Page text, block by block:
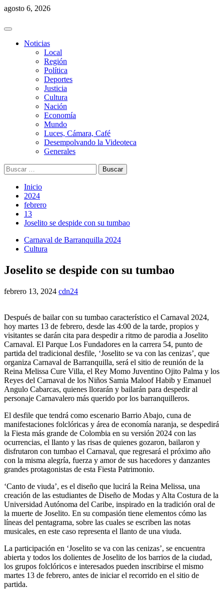
Saltar
contenido
agosto 6, 2026
Menú
principalNoticias
Local
Región
Política
Deportes
Justicia
Cultura
Nación
Economía
Mundo
Luces, Cámara, Café
Desempolvando la Videoteca
Generales
Buscar:
Inicio
2024
febrero
13
Joselito se despide con su tumbao
Carnaval de Barranquilla 2024
Cultura
Joselito se despide con su tumbao
febrero 13, 2024 cdn24
Después de bailar con su tumbao característico el Carnaval 2024,
hoy martes 13 de febrero, desde las 4:00 de la tarde, propios y
visitantes se darán cita para despedir a ritmo de parodia a Joselito
Carnaval. El Parque Los Fundadores en la carrera 54, punto de
partida del tradicional desfile, ‘Joselito se va con las cenizas’, que
organiza Carnaval de Barranquilla, será el sitio de reunión de la
Reina Melissa Cure Villa, el Rey Momo Juventino Ojito Palma y los
Reyes del Carnaval de los Niños Samia Maloof Habib y Emanuel
Angulo Cabarcas, quienes llorarán y bailarán para despedir al
personaje Carnavalero más querido por los barranquilleros.
El desfile que tendrá como escenario Barrio Abajo, cuna de
manifestaciones folclóricas y área de economía naranja, se despedirá
la Fiesta más grande de Colombia en su versión 2024 con las
ocurrencias, el llanto y las risas de quienes gozaron, bailaron y
disfrutaron con tumbao el Carnaval, que regresará el próximo año
con la misma alegría, fuerza y amor de sus hacedores y danzantes
grandes protagonistas de esta Fiesta Patrimonio.
‘Canto de viuda’, es el diseño que lucirá la Reina Melissa, una
creación de las estudiantes de Diseño de Modas y Alta Costura de la
Universidad Autónoma del Caribe, inspirado en la tradición oral de
la muerte de Joselito. En su compasión tiene elementos cómo las
líneas del pentagrama, sobre las cuales se escriben las notas
musicales, en este caso representa el llanto de una viuda.
La participación en ‘Joselito se va con las cenizas’, se encuentra
abierta y todos los dolientes de Joselito de los barrios de la ciudad,
los grupos folclóricos e interesados pueden inscribirse el mismo
martes 13 de febrero, antes de iniciar el recorrido en el sitio de
partida.